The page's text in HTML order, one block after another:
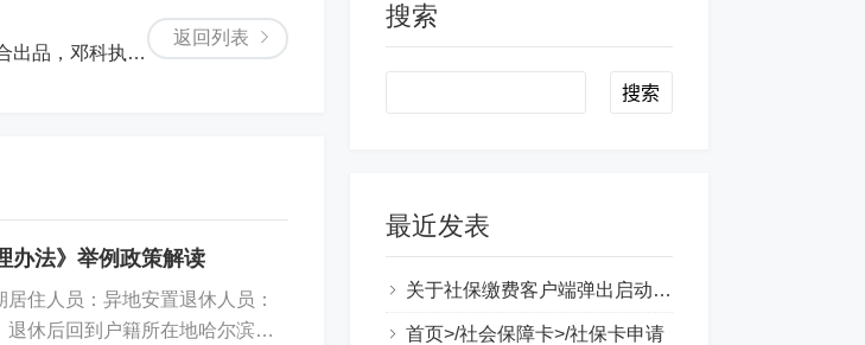
返回列表
宋轶主演的爱情喜剧。
办法》举例政策解读
住人员：异地安置退休人员：
休后回到户籍所在地哈尔滨定
搜索
Search
最近发表
关于社保缴费客户端弹出启动错误提示（0xc000007b）
首页>/社会保障卡>/社保卡申请